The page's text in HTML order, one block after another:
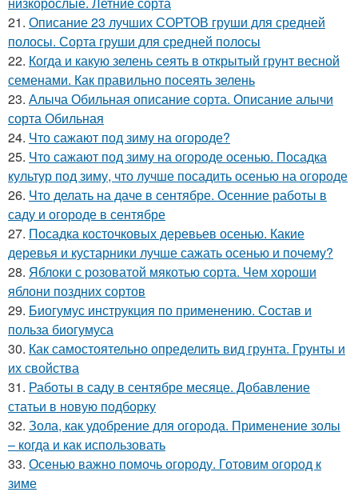
21. Описание 23 лучших СОРТОВ груши для средней
полосы. Сорта груши для средней полосы
22. Когда и какую зелень сеять в открытый грунт весной
семенами. Как правильно посеять зелень
23. Алыча Обильная описание сорта. Описание алычи
сорта Обильная
24. Что сажают под зиму на огороде?
25. Что сажают под зиму на огороде осенью. Посадка
культур под зиму, что лучше посадить осенью на огороде
26. Что делать на даче в сентябре. Осенние работы в
саду и огороде в сентябре
27. Посадка косточковых деревьев осенью. Какие
деревья и кустарники лучше сажать осенью и почему?
28. Яблоки с розоватой мякотью сорта. Чем хороши
яблони поздних сортов
29. Биогумус инструкция по применению. Состав и
польза биогумуса
30. Как самостоятельно определить вид грунта. Грунты и
их свойства
31. Работы в саду в сентябре месяце. Добавление
статьи в новую подборку
32. Зола, как удобрение для огорода. Применение золы
– когда и как использовать
33. Осенью важно помочь огороду. Готовим огород к
зиме